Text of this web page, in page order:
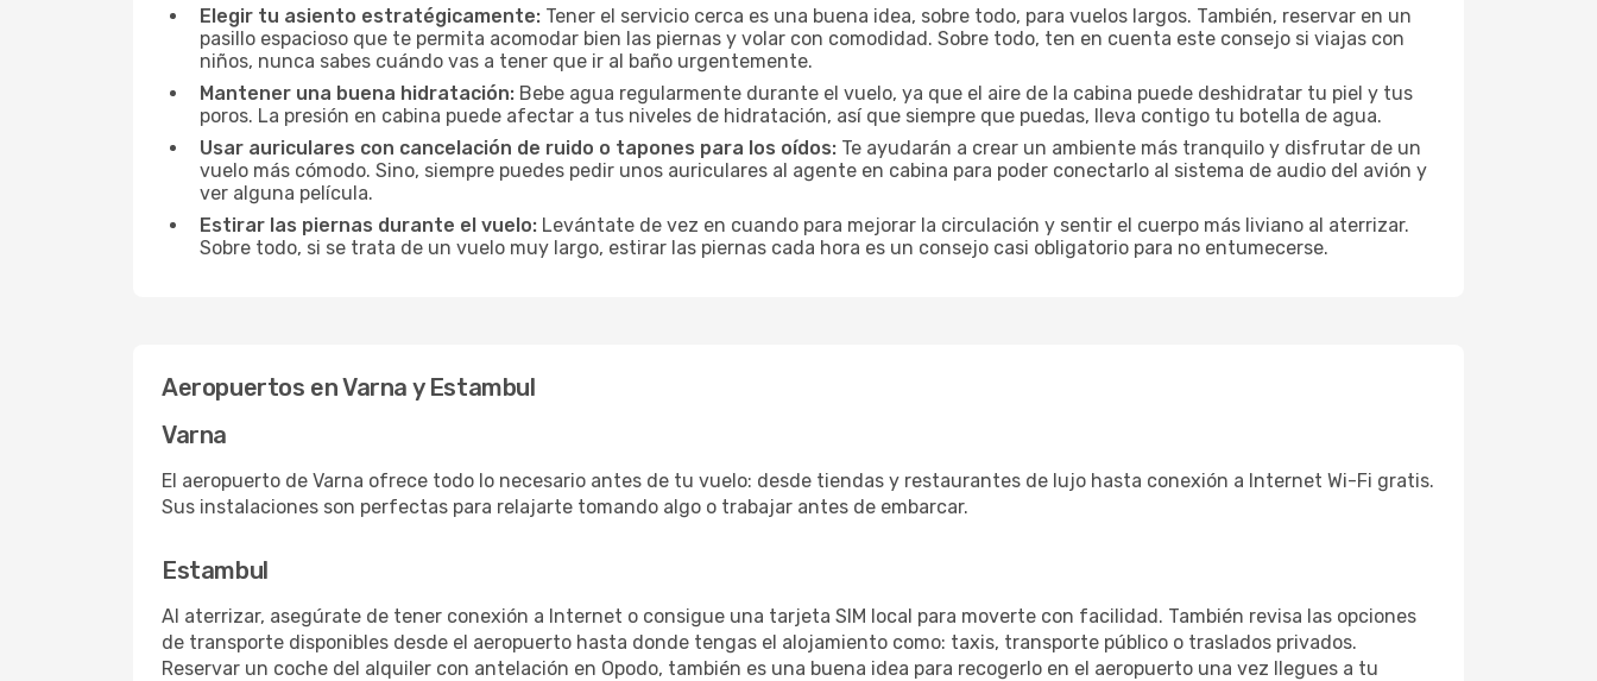
Elegir tu asiento estratégicamente: Tener el servicio cerca es una buena idea, sobre todo, para vuelos largos. También, reservar en un
pasillo espacioso que te permita acomodar bien las piernas y volar con comodidad. Sobre todo, ten en cuenta este consejo si viajas con
niños, nunca sabes cuándo vas a tener que ir al baño urgentemente.
Mantener una buena hidratación: Bebe agua regularmente durante el vuelo, ya que el aire de la cabina puede deshidratar tu piel y tus
poros. La presión en cabina puede afectar a tus niveles de hidratación, así que siempre que puedas, lleva contigo tu botella de agua.
Usar auriculares con cancelación de ruido o tapones para los oídos: Te ayudarán a crear un ambiente más tranquilo y disfrutar de un
vuelo más cómodo. Sino, siempre puedes pedir unos auriculares al agente en cabina para poder conectarlo al sistema de audio del avión y
ver alguna película.
Estirar las piernas durante el vuelo: Levántate de vez en cuando para mejorar la circulación y sentir el cuerpo más liviano al aterrizar.
Sobre todo, si se trata de un vuelo muy largo, estirar las piernas cada hora es un consejo casi obligatorio para no entumecerse.
Aeropuertos en Varna y Estambul
Varna
El aeropuerto de Varna ofrece todo lo necesario antes de tu vuelo: desde tiendas y restaurantes de lujo hasta conexión a Internet Wi-Fi gratis.
Sus instalaciones son perfectas para relajarte tomando algo o trabajar antes de embarcar.
Estambul
Al aterrizar, asegúrate de tener conexión a Internet o consigue una tarjeta SIM local para moverte con facilidad. También revisa las opciones
de transporte disponibles desde el aeropuerto hasta donde tengas el alojamiento como: taxis, transporte público o traslados privados.
Reservar un coche del alquiler con antelación en Opodo, también es una buena idea para recogerlo en el aeropuerto una vez llegues a tu